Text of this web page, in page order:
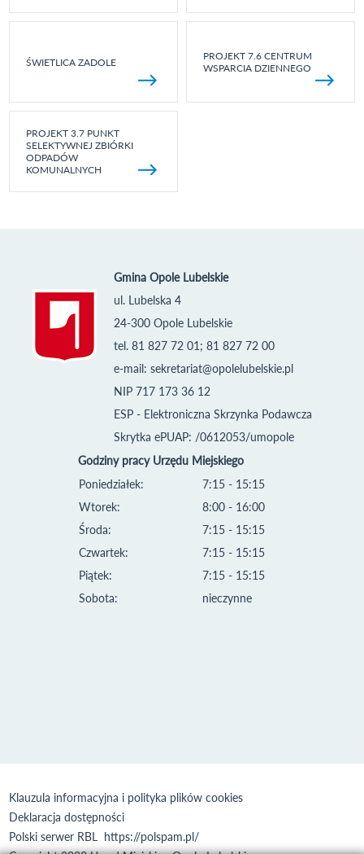
ŚWIETLICA ZADOLE
PROJEKT 7.6 CENTRUM
WSPARCIA DZIENNEGO
PROJEKT 3.7 PUNKT
SELEKTYWNEJ ZBIÓRKI
ODPADÓW
KOMUNALNYCH
Gmina Opole Lubelskie
ul. Lubelska 4
24-300 Opole Lubelskie
tel. 81 827 72 01; 81 827 72 00
e-mail: sekretariat@opolelubelskie.pl
NIP 717 173 36 12
ESP - Elektroniczna Skrzynka Podawcza
Skrytka ePUAP: /0612053/umopole
Godziny pracy Urzędu Miejskiego
Poniedziałek:
Wtorek:
Środa:
Czwartek:
Piątek:
Sobota:
7:15 - 15:15
8:00 - 16:00
7:15 - 15:15
7:15 - 15:15
7:15 - 15:15
nieczynne
Klauzula informacyjna i polityka plików cookies
Deklaracja dostępności
Polski serwer RBL https://polspam.pl/